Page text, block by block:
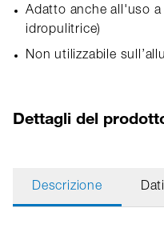
Adatto anche all'uso a
idropulitrice)
Non utilizzabile
Dettagli del
Descrizione